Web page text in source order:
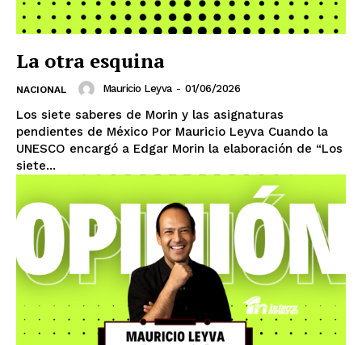
La otra esquina
NACIONAL Mauricio Leyva - 01/06/2026
Los siete saberes de Morin y las asignaturas
pendientes de México Por Mauricio Leyva Cuando la
UNESCO encargó a Edgar Morin la elaboración de “Los
siete...